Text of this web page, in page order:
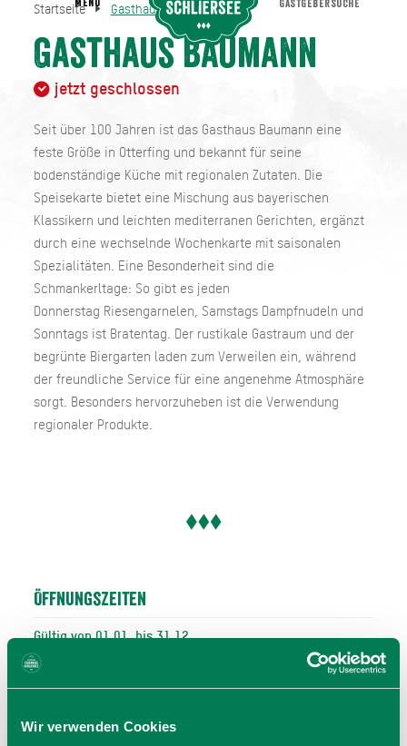
Wir verwenden Cookies
Startseite Gasthaus Baumann
Gasthaus Baumann
jetzt geschlossen
Seit über 100 Jahren ist das Gasthaus Baumann eine
feste Größe in Otterfing und bekannt für seine
bodenständige Küche mit regionalen Zutaten. Die
Speisekarte bietet eine Mischung aus bayerischen
Klassikern und leichten mediterranen Gerichten, ergänzt
durch eine wechselnde Wochenkarte mit saisonalen
Spezialitäten. Eine Besonderheit sind die
Schmankerltage: So gibt es jeden
Donnerstag Riesengarnelen, Samstags Dampfnudeln und
Sonntags ist Bratentag. Der rustikale Gastraum und der
begrünte Biergarten laden zum Verweilen ein, während
der freundliche Service für eine angenehme Atmosphäre
sorgt. Besonders hervorzuheben ist die Verwendung
regionaler Produkte.
Öffnungszeiten
Gültig von 01.01. bis 31.12.
Mi
Do
17:00 - 23:00 Uhr
Startseite Gasthaus Baumann
MENU GASTGEBERSUCHE